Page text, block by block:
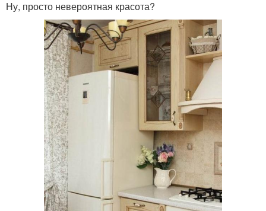
Ну, просто невероятная красота?